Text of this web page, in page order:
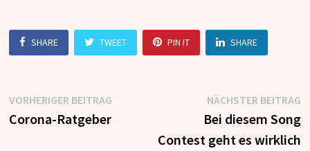
SHARE TWEET PIN IT SHARE
Beitragsnavigation
VORHERIGER BEITRAGVorheriger
Beitrag:
Corona-Ratgeber
NÄCHSTER BEITRAG
Bei diesem Song
Contest geht es wirklich